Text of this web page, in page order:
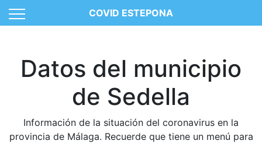
COVID ESTEPONA
Datos del municipio
de Sedella
Información de la situación del coronavirus en la
provincia de Málaga. Recuerde que tiene un menú para